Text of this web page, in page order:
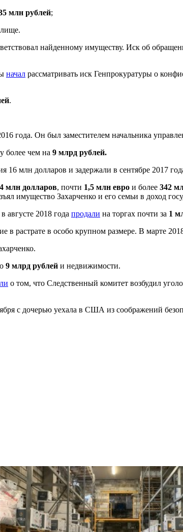
млн рублей;
найденному имуществу. Иск об
начал рассматривать иск Генпрокуратуры о
.
года. Он был заместителем начальника
более чем на 9 млрд рублей.
16 млн долларов и задержали в сентябре 2017
млн долларов, почти 1,5 млн евро и более 342
имущество Захарченко и его семьи в доход
августе 2018 года продали на торгах почти за 1
растрате в особо крупном размере. В марте
9 млрд рублей и недвижимости.
о том, что Следственный комитет возбудил
с дочерью уехала в США из соображений